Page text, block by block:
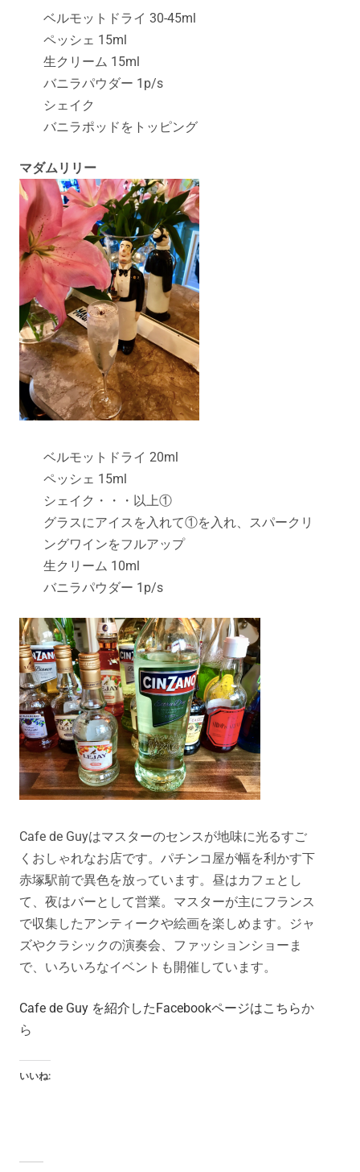
ベルモットドライ 30-45ml
ペッシェ 15ml
生クリーム 15ml
バニラパウダー 1p/s
シェイク
バニラポッドをトッピング
マダムリリー
ベルモットドライ 20ml
ペッシェ 15ml
シェイク・・・以上①
グラスにアイスを入れて①を入れ、スパークリ
ングワインをフルアップ
生クリーム 10ml
バニラパウダー 1p/s
Cafe de Guyはマスターのセンスが地味に光るすご
くおしゃれなお店です。パチンコ屋が幅を利かす下
赤塚駅前で異色を放っています。昼はカフェとし
て、夜はバーとして営業。マスターが主にフランス
で収集したアンティークや絵画を楽しめます。ジャ
ズやクラシックの演奏会、ファッションショーま
で、いろいろなイベントも開催しています。
Cafe de Guy を紹介したFacebookページはこちらか
ら
いいね: